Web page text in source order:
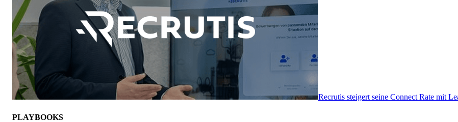
Recrutis steigert seine Connect Rate mit
PLAYBOOKS